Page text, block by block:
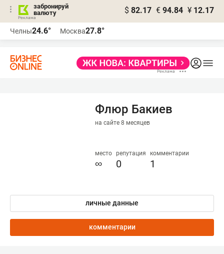
забронируй
валюту
$ 82.17 € 94.84 ¥ 12.17
Челны24.6° Москва27.8°
Флюр Бакиев
на сайте 8 месяцев
место
∞
репутация
0
комментарии
1
личные данные
комментарии